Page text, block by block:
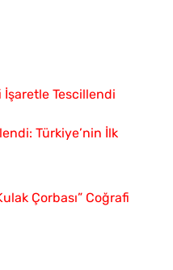
İşaretle Tescillendi
Türkiye’nin İlk
Çorbası” Coğrafi